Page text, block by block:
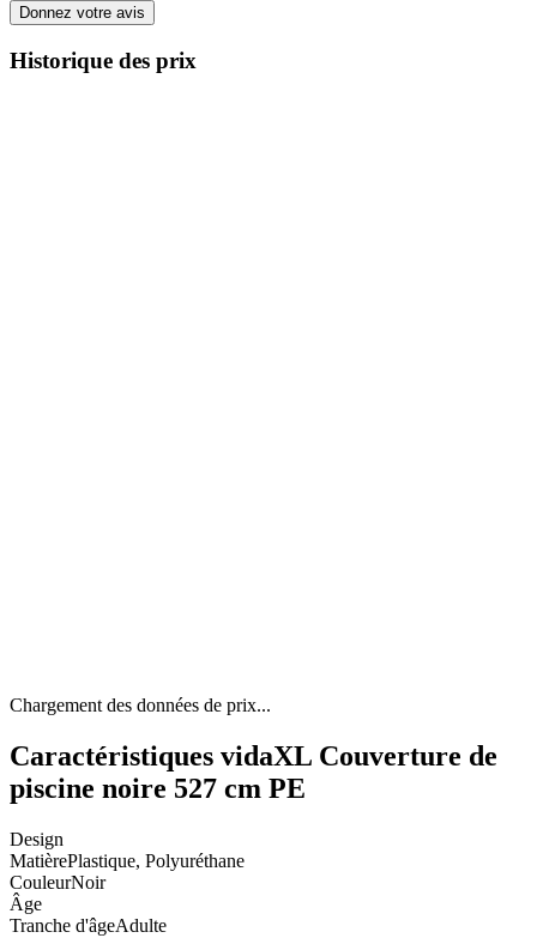
Donnez votre avis
Historique des prix
Chargement des données de prix...
Caractéristiques vidaXL Couverture de
piscine noire 527 cm PE
Design
MatièrePlastique, Polyuréthane
CouleurNoir
Âge
Tranche d'âgeAdulte